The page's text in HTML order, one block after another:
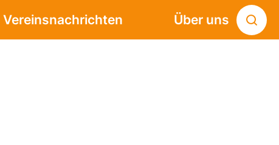
Vereinsnachrichten Über uns